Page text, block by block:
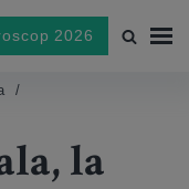
2026
la